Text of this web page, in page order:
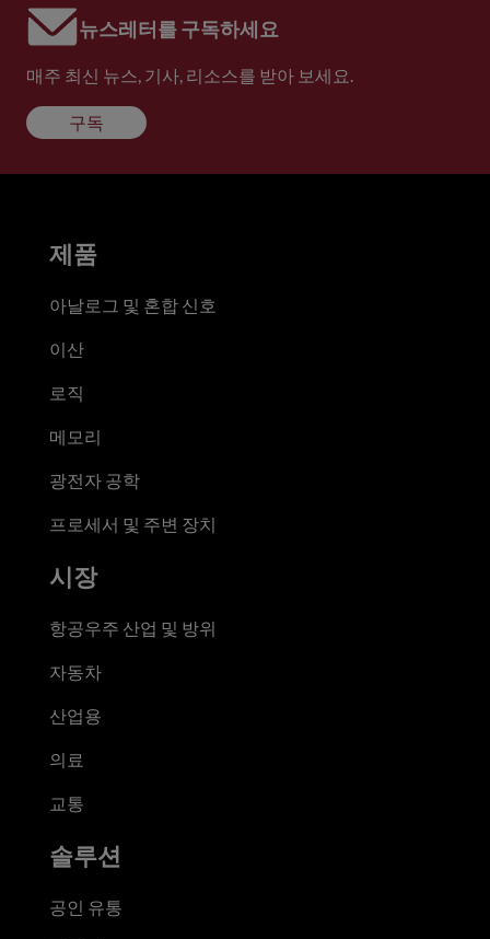
뉴스레터를 구독하세요
매주 최신 뉴스, 기사, 리소스를 받아 보세요.
구독
제품
아날로그 및 혼합 신호
이산
로직
메모리
광전자 공학
프로세서 및 주변 장치
시장
항공우주 산업 및 방위
자동차
산업용
의료
교통
솔루션
공인 유통